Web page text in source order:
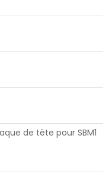
de tête pour SBM1